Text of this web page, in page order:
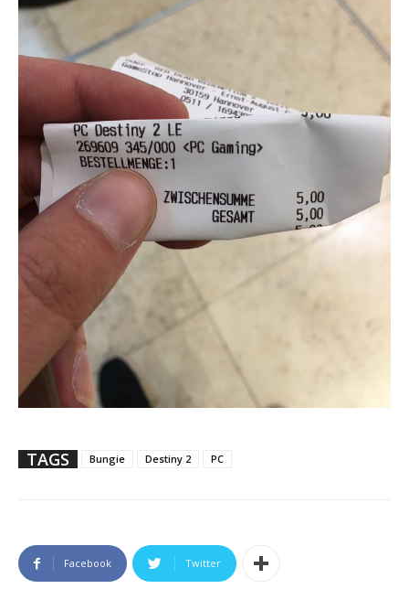
TAGS Bungie Destiny 2 PC
Facebook Twitter